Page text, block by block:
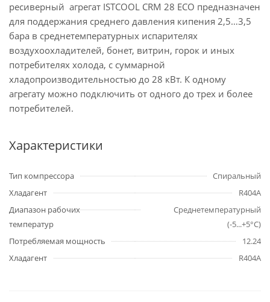
ресиверный агрегат ISTCOOL CRM 28 ECO предназначен
для поддержания среднего давления кипения 2,5…3,5
бара в среднетемпературных испарителях
воздухоохладителей, бонет, витрин, горок и иных
потребителях холода, с суммарной
хладопроизводительностью до 28 кВт. К одному
агрегату можно подключить от одного до трех и более
потребителей.
Характеристики
Тип компрессора
Спиральный
Хладагент
R404A
Диапазон рабочих
температур
Среднетемпературный
(-5...+5°C)
Потребляемая мощность
12.24
Хладагент
R404A